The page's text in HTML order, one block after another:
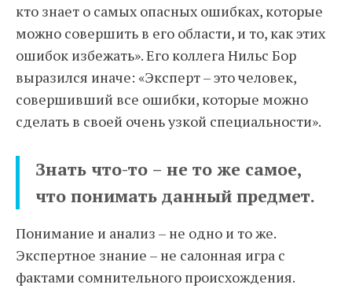
кто знает о самых опасных ошибках, которые
можно совершить в его области, и то, как этих
ошибок избежать». Его коллега Нильс Бор
выразился иначе: «Эксперт – это человек,
совершивший все ошибки, которые можно
сделать в своей очень узкой специальности».
Знать что-то – не то же самое,
что понимать данный предмет.
Понимание и анализ – не одно и то же.
Экспертное знание – не салонная игра с
фактами сомнительного происхождения.